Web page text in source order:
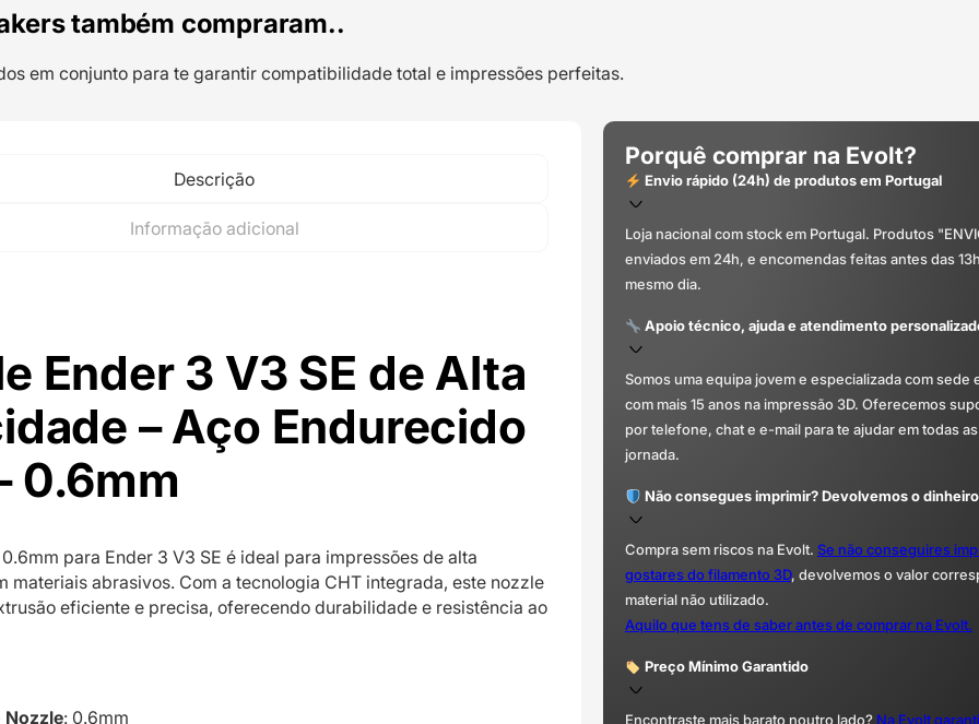
também compraram..
em conjunto para te garantir compatibilidade total e impressões perfeitas.
Descrição
Informação adicional
Ender 3 V3 SE de Alta
– Aço Endurecido
0.6mm
para Ender 3 V3 SE é ideal para impressões de alta
materiais abrasivos. Com a tecnologia CHT integrada, este nozzle
eficiente e precisa, oferecendo durabilidade e resistência ao
Nozzle: 0.6mm
Porquê comprar na Evolt?
Envio rápido (24h) de produtos em Portugal
Loja nacional com stock em Portugal. Produtos
enviados em 24h, e encomendas feitas antes das
mesmo dia.
Apoio técnico, ajuda e atendimento
Somos uma equipa jovem e especializada com sede
com mais 15 anos na impressão 3D. Oferecemos
por telefone, chat e e-mail para te ajudar em todas
jornada.
Não consegues imprimir? Devolvemos o
Compra sem riscos na Evolt. Se não conseguires
gostares do filamento 3D, devolvemos o valor
material não utilizado.
Aquilo que tens de saber antes de comprar na Evolt.
Preço Mínimo Garantido
Encontraste mais barato noutro lado? Na Evolt